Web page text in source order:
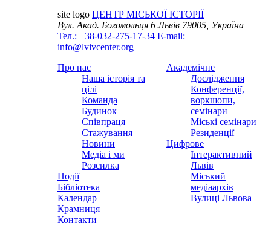
site logo ЦЕНТР МІСЬКОЇ ІСТОРІЇ
Вул. Акад. Богомольця 6Львів 79005, Україна
Тел.: +38-032-275-17-34 E-mail:
info@lvivcenter.org
Про нас
Наша історія та
цілі
Команда
Будинок
Співпраця
Стажування
Новини
Медіа і ми
Розсилка
Події
Бібліотека
Календар
Крамниця
Контакти
Академічне
Дослідження
Конференції,
воркшопи,
семінари
Міські семінари
Резиденції
Цифрове
Інтерактивний
Львів
Міський
медіаархів
Вулиці Львова